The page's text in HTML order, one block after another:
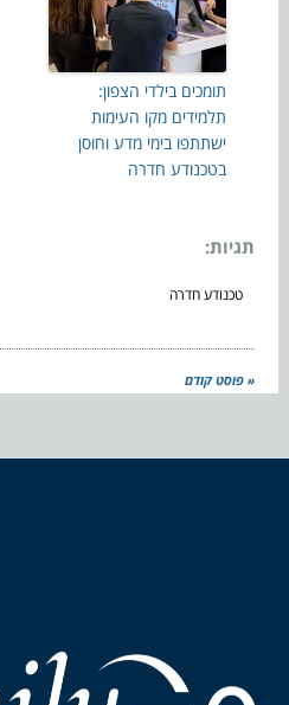
תומכים בילדי הצפון:
תלמידים מקו העימות
ישתתפו בימי מדע וחוסן
בטכנודע חדרה
תגיות:
טכנודע חדרה
« פוסט קודם